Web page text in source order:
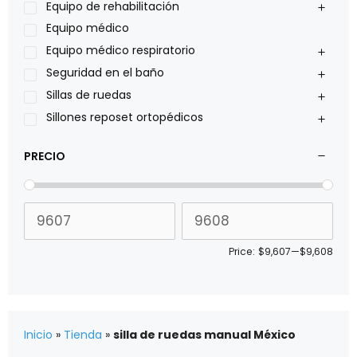
Pride
Roho
Sillas de ruedas Everest Jennings
Stealth products
Xiehe Medical
Equipo de rehabilitación
Equipo médico
Equipo médico respiratorio
Seguridad en el baño
Sillas de ruedas
Sillones reposet ortopédicos
PRECIO
Price: $9,607—$9,608
Inicio » Tienda » silla de ruedas manual México